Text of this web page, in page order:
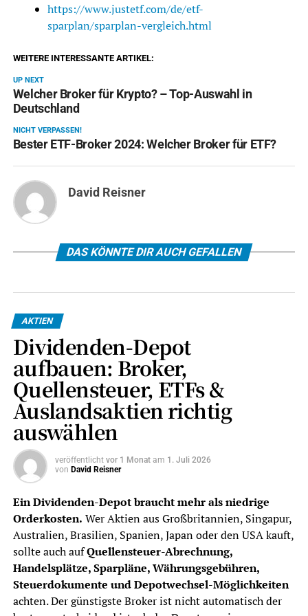
https://www.justetf.com/de/etf-
sparplan/sparplan-vergleich.html
WEITERE INTERESSANTE ARTIKEL:
UP NEXT
Welcher Broker für Krypto? – Top-Auswahl in
Deutschland
NICHT VERPASSEN!
Bester ETF-Broker 2024: Welcher Broker für ETF?
David Reisner
DAS KÖNNTE DIR AUCH GEFALLEN
AKTIEN
Dividenden-Depot
aufbauen: Broker,
Quellensteuer, ETFs &
Auslandsaktien richtig
auswählen
veröffentlicht vor 1 Monat am 1. Juli 2026
von David Reisner
Ein Dividenden-Depot braucht mehr als niedrige
Orderkosten. Wer Aktien aus Großbritannien, Singapur,
Australien, Brasilien, Spanien, Japan oder den USA kauft,
sollte auch aufQuellensteuer-Abrechnung,
Handelsplätze, Sparpläne, Währungsgebühren,
Steuerdokumente und Depotwechsel-Möglichkeiten
achten. Der günstigste Broker ist nicht automatisch der